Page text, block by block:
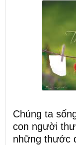
Chúng ta
con người
những thước